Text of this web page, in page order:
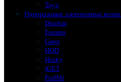
Toyz
Одноразовые электронные
Dragbar
Fummo
Gang
HQD
Husky
IGET
PuffMi